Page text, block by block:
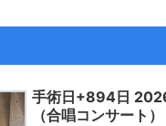
手術日+894日
（合唱コンサート）